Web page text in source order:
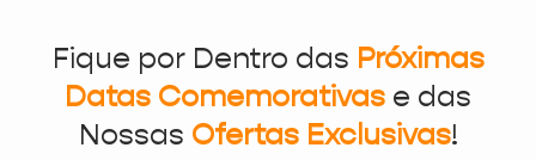
Fique por Dentro das Próximas
Datas Comemorativas e das
Nossas Ofertas Exclusivas!